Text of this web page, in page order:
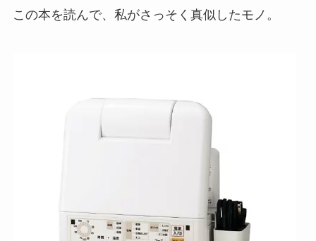
この本を読んで、私がさっそく真似したモノ。